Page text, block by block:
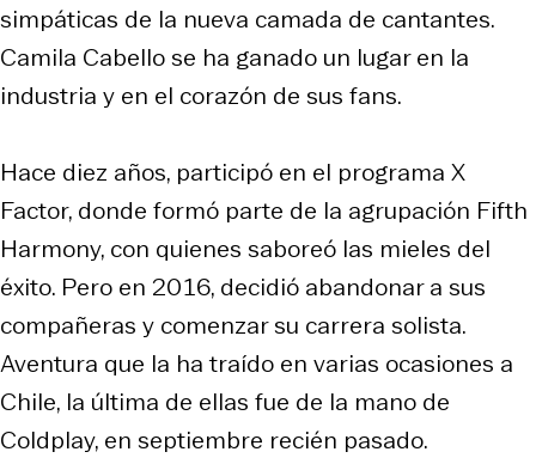
simpáticas de la nueva camada de cantantes.
Camila Cabello se ha ganado un lugar en la
industria y en el corazón de sus fans.
Hace diez años, participó en el programa X
Factor, donde formó parte de la agrupación Fifth
Harmony, con quienes saboreó las mieles del
éxito. Pero en 2016, decidió abandonar a sus
compañeras y comenzar su carrera solista.
Aventura que la ha traído en varias ocasiones a
Chile, la última de ellas fue de la mano de
Coldplay, en septiembre recién pasado.